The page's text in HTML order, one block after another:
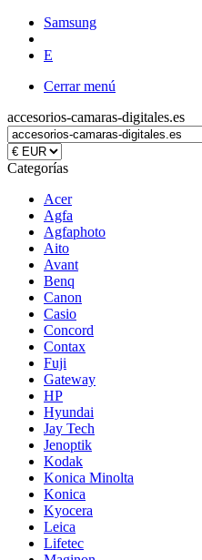
Samsung
E
Cerrar menú
accesorios-camaras-digitales.es
Categorías
Acer
Agfa
Agfaphoto
Aito
Avant
Benq
Canon
Casio
Concord
Contax
Fuji
Gateway
HP
Hyundai
Jay Tech
Jenoptik
Kodak
Konica Minolta
Konica
Kyocera
Leica
Lifetec